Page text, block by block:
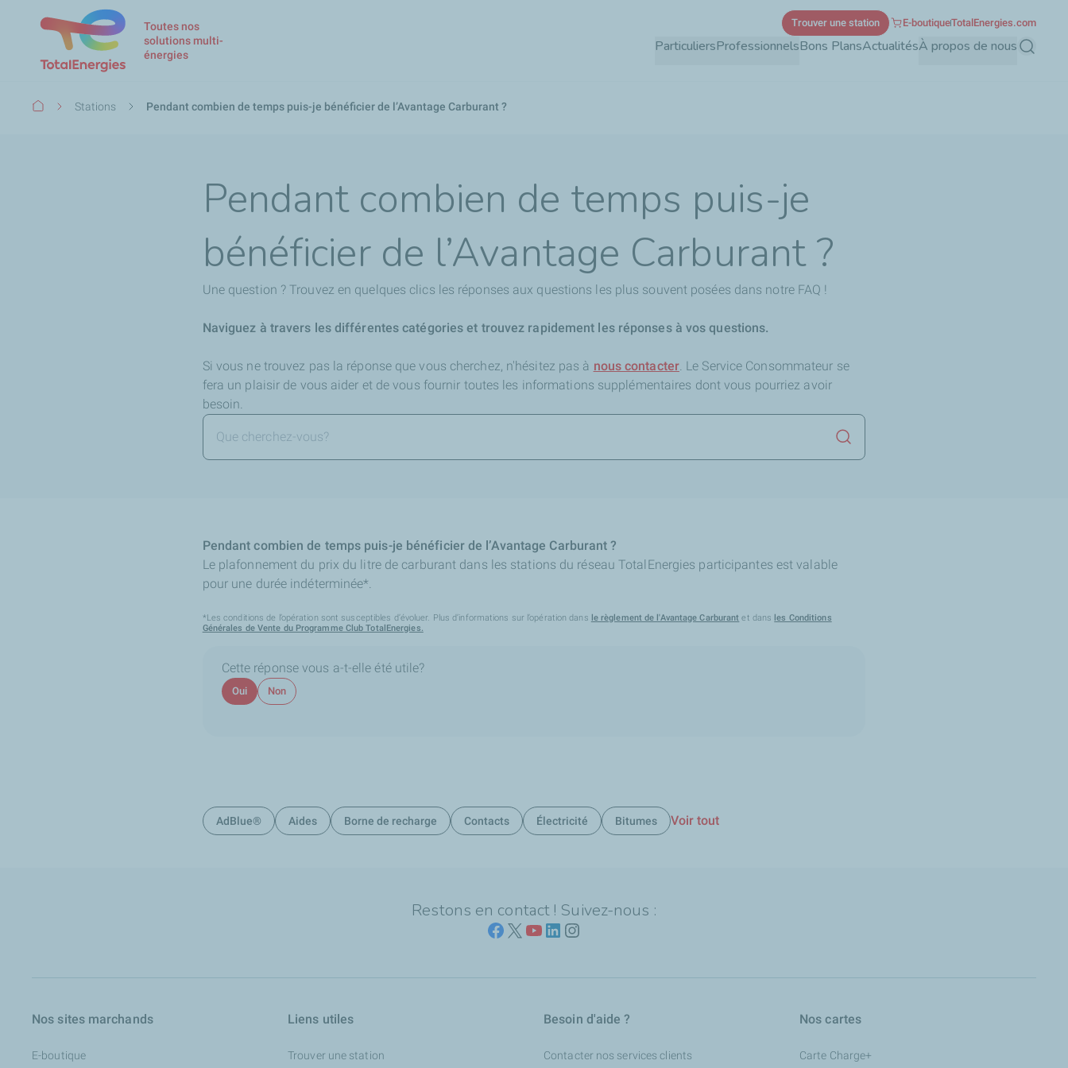
Toutes nos
solutions multi-
énergies
ParticuliersProfessionnelsBons PlansActualitésÀ propos de nous
Trouver une station E-boutiqueTotalEnergies.com
Fil
Stations Pendant combien de temps puis-je bénéficier de l’Avantage Carburant ?
Pendant combien de temps puis-je
bénéficier de l’Avantage Carburant ?
Une question ? Trouvez en quelques clics les réponses aux questions les plus souvent posées dans notre FAQ !
Naviguez à travers les différentes catégories et trouvez rapidement les réponses à vos questions.
Si vous ne trouvez pas la réponse que vous cherchez, n'hésitez pas à nous contacter. Le Service Consommateur se
fera un plaisir de vous aider et de vous fournir toutes les informations supplémentaires dont vous pourriez avoir
besoin.
Lancer la recherche
Pendant combien de temps puis-je bénéficier de l’Avantage Carburant ?
Le plafonnement du prix du litre de carburant dans les stations du réseau TotalEnergies participantes est valable
pour une durée indéterminée*.
*Les conditions de l’opération sont susceptibles d’évoluer. Plus d’informations sur l’opération dans le règlement de l'Avantage Carburant et dans les Conditions
Générales de Vente du Programme Club TotalEnergies.
Cette réponse vous a-t-elle été utile?
Oui Non
AdBlue® Aides Borne de recharge Contacts Électricité Bitumes Voir tout
Restons en contact ! Suivez-nous :
Nos sites marchands
E-boutique
Liens utiles
Trouver une station
Besoin d'aide ?
Contacter nos services clients
Nos cartes
Carte Charge+